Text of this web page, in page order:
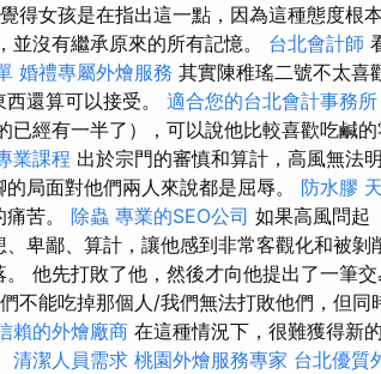
得女孩是在指出這一點，因為這種態度根
沒有繼承原來的所有記憶。 台北會計師
婚禮專屬外燴服務 其實陳稚瑤二號不太喜
還算可以接受。 適合您的台北會計事務所
已經有一半了），可以說他比較喜歡吃鹹
業課程 出於宗門的審慎和算計，高風無法
局面對他們兩人來說都是屈辱。 防水膠
苦。 除蟲 專業的SEO公司 如果高風問起
卑鄙、算計，讓他感到非常客觀化和被剝
他先打敗了他，然後才向他提出了一筆交
不能吃掉那個人/我們無法打敗他們，但同
賴的外燴廠商 在這種情況下，很難獲得新
清潔人員需求 桃園外燴服務專家 台北優質